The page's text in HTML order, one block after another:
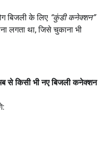
बिजली के लिए “कुंडी कनेक्शन”
लगता था, जिसे चुकाना भी
से किसी भी नए बिजली कनेक्शन